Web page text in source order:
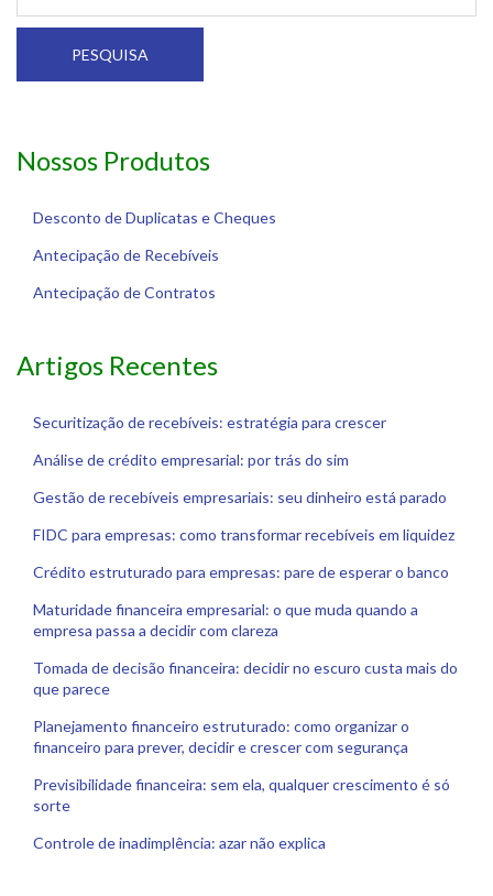
PESQUISA
Nossos Produtos
Desconto de Duplicatas e Cheques
Antecipação de Recebíveis
Antecipação de Contratos
Artigos Recentes
Securitização de recebíveis: estratégia para crescer
Análise de crédito empresarial: por trás do sim
Gestão de recebíveis empresariais: seu dinheiro está parado
FIDC para empresas: como transformar recebíveis em liquidez
Crédito estruturado para empresas: pare de esperar o banco
Maturidade financeira empresarial: o que muda quando a
empresa passa a decidir com clareza
Tomada de decisão financeira: decidir no escuro custa mais do
que parece
Planejamento financeiro estruturado: como organizar o
financeiro para prever, decidir e crescer com segurança
Previsibilidade financeira: sem ela, qualquer crescimento é só
sorte
Controle de inadimplência: azar não explica